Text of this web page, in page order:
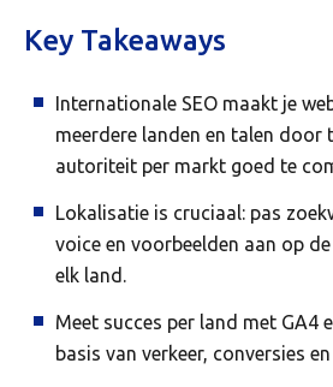
Key Takeaways
Internationale SEO maakt je
meerdere landen en talen door
autoriteit per markt goed te
Lokalisatie is cruciaal: pas
voice en voorbeelden aan op
elk land.
Meet succes per land met GA4
basis van verkeer, conversies